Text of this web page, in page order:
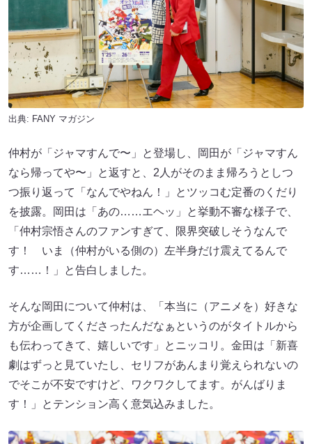
出典: FANY マガジン
仲村が「ジャマすんで〜」と登場し、岡田が「ジャマすん
なら帰ってや〜」と返すと、2人がそのまま帰ろうとしつ
つ振り返って「なんでやねん！」とツッコむ定番のくだり
を披露。岡田は「あの……エヘッ」と挙動不審な様子で、
「仲村宗悟さんのファンすぎて、限界突破しそうなんで
す！ いま（仲村がいる側の）左半身だけ震えてるんで
す……！」と告白しました。
そんな岡田について仲村は、「本当に（アニメを）好きな
方が企画してくださったんだなぁというのがタイトルから
も伝わってきて、嬉しいです」とニッコリ。金田は「新喜
劇はずっと見ていたし、セリフがあんまり覚えられないの
でそこが不安ですけど、ワクワクしてます。がんばりま
す！」とテンション高く意気込みました。